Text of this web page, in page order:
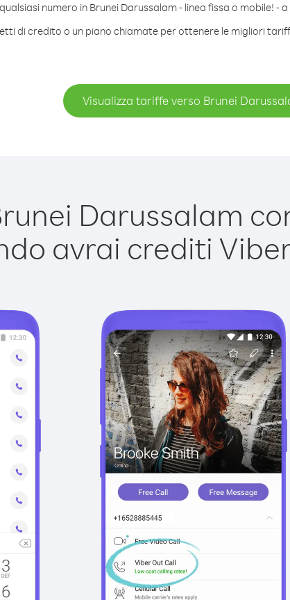
numero in Brunei Darussalam - linea fissa o mobile! -
di credito o un piano chiamate per ottenere le migliori
Visualizza tariffe verso Brunei
Darussalam
avrai crediti